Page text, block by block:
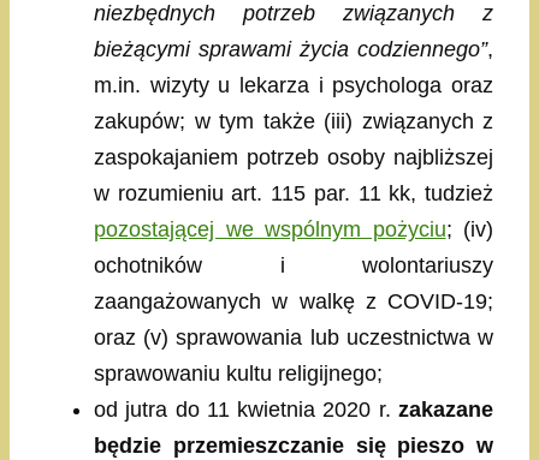
niezbędnych potrzeb związanych z
bieżącymi sprawami życia codziennego”,
m.in. wizyty u lekarza i psychologa oraz
zakupów; w tym także (iii) związanych z
zaspokajaniem potrzeb osoby najbliższej
w rozumieniu art. 115 par. 11 kk, tudzież
pozostającej we wspólnym pożyciu; (iv)
ochotników i wolontariuszy
zaangażowanych w walkę z COVID-19;
oraz (v) sprawowania lub uczestnictwa w
sprawowaniu kultu religijnego;
od jutra do 11 kwietnia 2020 r. zakazane
będzie przemieszczanie się pieszo w